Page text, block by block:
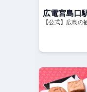
広電宮島口
【公式】広島